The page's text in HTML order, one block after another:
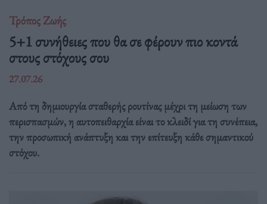
Τρόπος Ζωής
5+1 συνήθειες που θα σε φέρουν πιο κοντά
στους στόχους σου
27.07.26
Από τη δημιουργία σταθερής ρουτίνας μέχρι τη μείωση των
περισπασμών, η αυτοπειθαρχία είναι το κλειδί για τη συνέπεια,
την προσωπική ανάπτυξη και την επίτευξη κάθε σημαντικού
στόχου.